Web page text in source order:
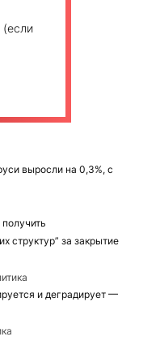
(если
выросли на 0,3%, с
структур” за закрытие
и деградирует —